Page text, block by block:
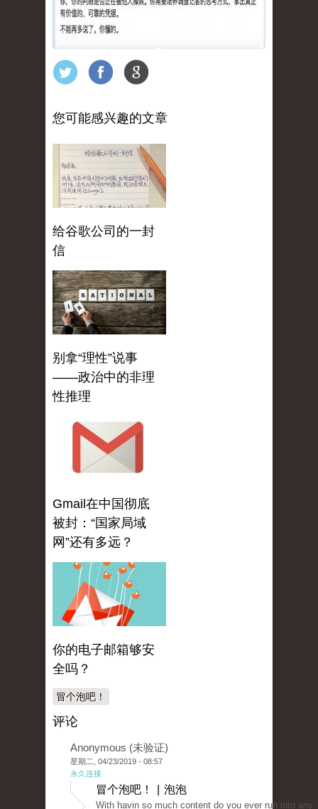
您可能感兴趣的文章
给谷歌公司的一封
信
别拿“理性”说事
——政治中的非理
性推理
Gmail在中国彻底
被封：“国家局域
网”还有多远？
你的电子邮箱够安
全吗？
冒个泡吧！
评论
Anonymous (未验证)
星期二, 04/23/2019 - 08:57
永久连接
冒个泡吧！ | 泡泡
With havin so much content do you ever run into any